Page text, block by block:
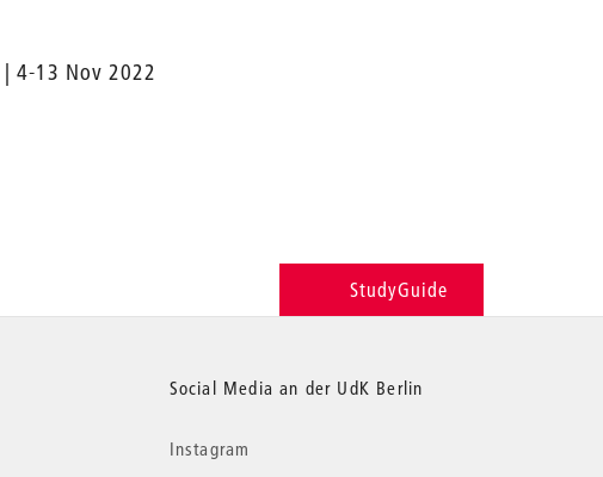
| 4-13 Nov 2022
StudyGuide
Social Media an der UdK Berlin
Instagram